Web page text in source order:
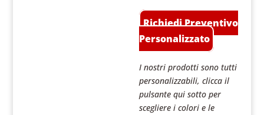
Richiedi Preventivo
Personalizzato
I nostri prodotti sono tutti
personalizzabili, clicca il
pulsante qui sotto per
scegliere i colori e le